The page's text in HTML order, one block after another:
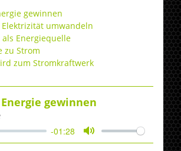
gewinnen
umwandeln
Energiequelle
zu Strom
zum Stromkraftwerk
gewinnen
-01:28
Mute